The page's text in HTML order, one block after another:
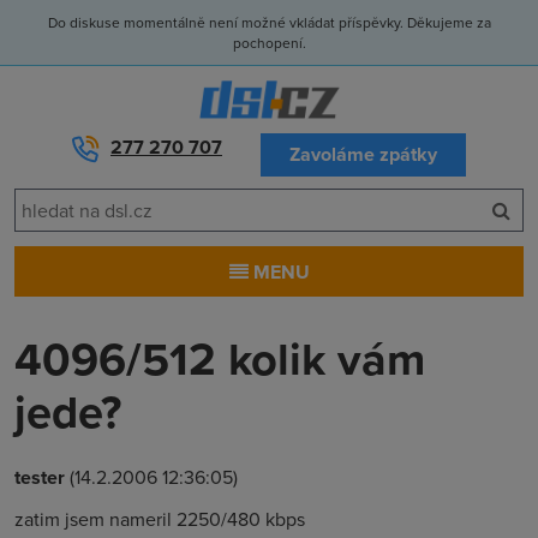
Do diskuse momentálně není možné vkládat příspěvky. Děkujeme za
pochopení.
277 270 707 Zavoláme zpátky
MENU
4096/512 kolik vám
jede?
tester(14.2.2006 12:36:05)
zatim jsem nameril 2250/480 kbps